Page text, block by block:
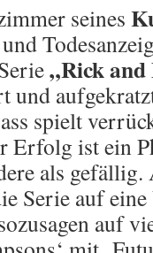
seines
„Rick
und
spielt
Erfolg ist ein
als
Serie auf
auf